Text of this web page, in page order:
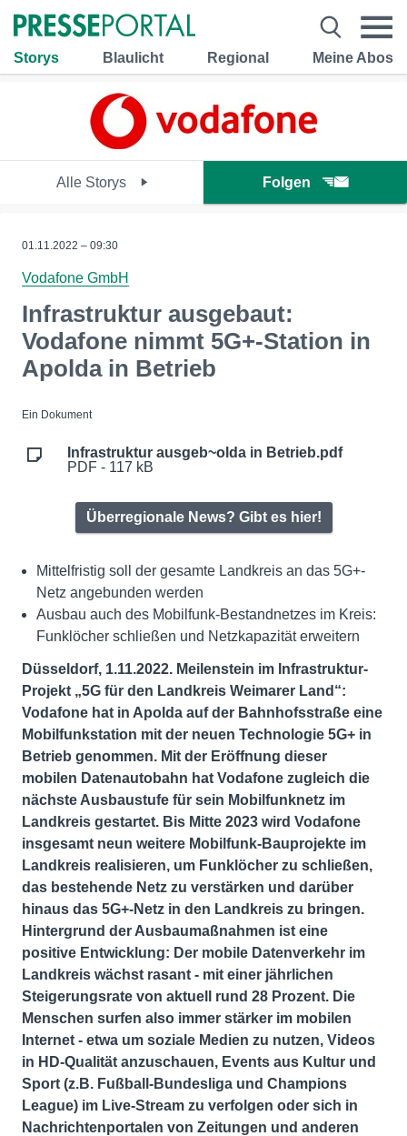
Storys Blaulicht Regional Meine Abos
Alle Storys Folgen
01.11.2022 – 09:30
Vodafone GmbH
Infrastruktur ausgebaut:
Vodafone nimmt 5G+-Station in
Apolda in Betrieb
Ein Dokument
Infrastruktur ausgeb~olda in Betrieb.pdf
PDF - 117 kB
Überregionale News? Gibt es hier!
Mittelfristig soll der gesamte Landkreis an das 5G+-
Netz angebunden werden
Ausbau auch des Mobilfunk-Bestandnetzes im Kreis:
Funklöcher schließen und Netzkapazität erweitern
Düsseldorf, 1.11.2022. Meilenstein im Infrastruktur-
Projekt „5G für den Landkreis Weimarer Land“:
Vodafone hat in Apolda auf der Bahnhofsstraße eine
Mobilfunkstation mit der neuen Technologie 5G+ in
Betrieb genommen. Mit der Eröffnung dieser
mobilen Datenautobahn hat Vodafone zugleich die
nächste Ausbaustufe für sein Mobilfunknetz im
Landkreis gestartet. Bis Mitte 2023 wird Vodafone
insgesamt neun weitere Mobilfunk-Bauprojekte im
Landkreis realisieren, um Funklöcher zu schließen,
das bestehende Netz zu verstärken und darüber
hinaus das 5G+-Netz in den Landkreis zu bringen.
Hintergrund der Ausbaumaßnahmen ist eine
positive Entwicklung: Der mobile Datenverkehr im
Landkreis wächst rasant - mit einer jährlichen
Steigerungsrate von aktuell rund 28 Prozent. Die
Menschen surfen also immer stärker im mobilen
Internet - etwa um soziale Medien zu nutzen, Videos
in HD-Qualität anzuschauen, Events aus Kultur und
Sport (z.B. Fußball-Bundesliga und Champions
League) im Live-Stream zu verfolgen oder sich in
Nachrichtenportalen von Zeitungen und anderen